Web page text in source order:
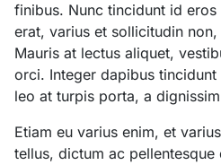
finibus. Nunc tincidunt id
erat, varius et sollicitudin
Mauris at lectus aliquet,
orci. Integer dapibus
leo at turpis porta, a
Etiam eu varius enim, et
tellus, dictum ac pellentesque